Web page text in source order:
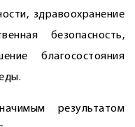
здравоохранение
безопасность,
благосостояния
результатом